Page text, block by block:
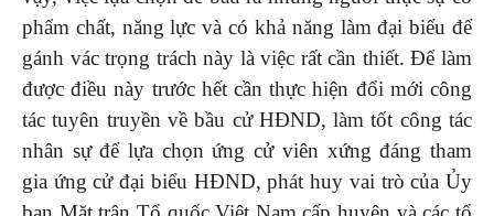
phẩm chất, năng lực và có khả năng làm đại biểu để
gánh vác trọng trách này là việc rất cần thiết. Để làm
được điều này trước hết cần thực hiện đổi mới công
tác tuyên truyền về bầu cử HĐND, làm tốt công tác
nhân sự để lựa chọn ứng cử viên xứng đáng tham
gia ứng cử đại biểu HĐND, phát huy vai trò của Ủy